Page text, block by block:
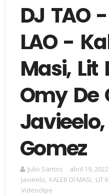
DJ TAO
LAO -
Masi, Lit
Omy De
Gomez
Julio Santos abril 19, 2022
Javieelo, KALEB DI MASI, LIT
Videoclipe